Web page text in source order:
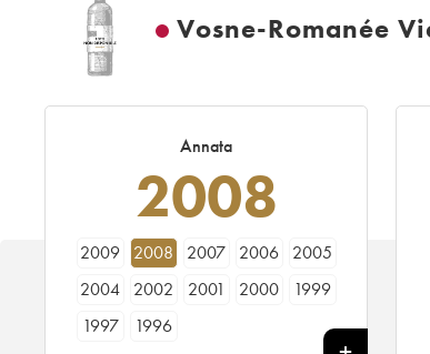
Vosne-Romanée
Annata
2008
2009 2008 2007 2006
2005
2004
2002 2001 2000
1999
1997
1996